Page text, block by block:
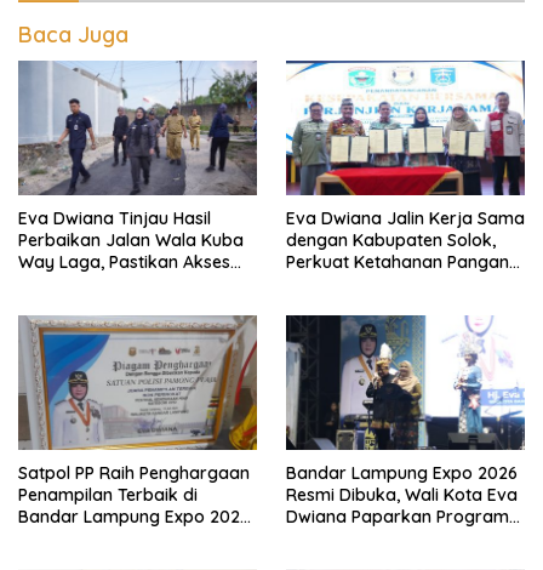
Baca Juga
Eva Dwiana Tinjau Hasil
Perbaikan Jalan Wala Kuba
Way Laga, Pastikan Akses
Eva Dwiana Jalin Kerja Sama
dengan Kabupaten Solok,
Perkuat Ketahanan Pangan
Satpol PP Raih Penghargaan
Penampilan Terbaik di
Bandar Lampung Expo 2026,
Bandar Lampung Expo 2026
Resmi Dibuka, Wali Kota Eva
Dwiana Paparkan Program